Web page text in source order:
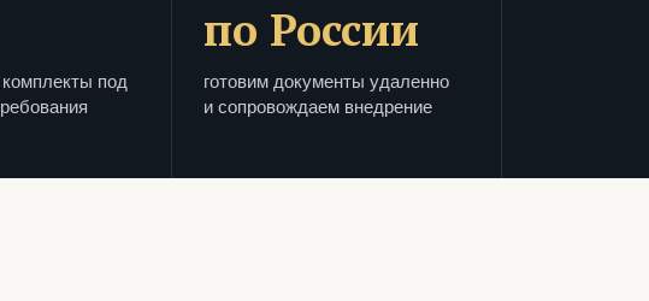
под
по России
готовим документы удаленно
и сопровождаем внедрение